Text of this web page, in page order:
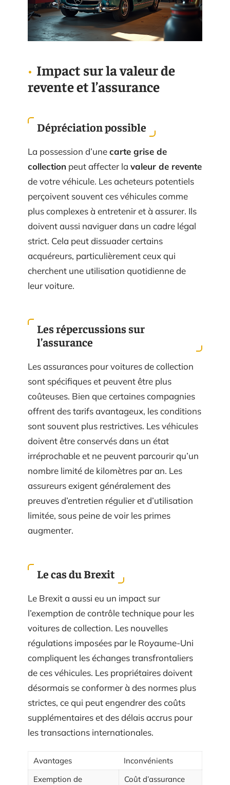
Impact sur la valeur de
revente et l’assurance
Dépréciation possible
La possession d’unecarte grise de
collection peut affecter la valeur de revente
de votre véhicule. Les acheteurs potentiels
perçoivent souvent ces véhicules comme
plus complexes à entretenir et à assurer. Ils
doivent aussi naviguer dans un cadre légal
strict. Cela peut dissuader certains
acquéreurs, particulièrement ceux qui
cherchent une utilisation quotidienne de
leur voiture.
Les répercussions sur
l’assurance
Les assurances pour voitures de collection
sont spécifiques et peuvent être plus
coûteuses. Bien que certaines compagnies
offrent des tarifs avantageux, les conditions
sont souvent plus restrictives. Les véhicules
doivent être conservés dans un état
irréprochable et ne peuvent parcourir qu’un
nombre limité de kilomètres par an. Les
assureurs exigent généralement des
preuves d’entretien régulier et d’utilisation
limitée, sous peine de voir les primes
augmenter.
Le cas du Brexit
Le Brexit a aussi eu un impact sur
l’exemption de contrôle technique pour les
voitures de collection. Les nouvelles
régulations imposées par le Royaume-Uni
compliquent les échanges transfrontaliers
de ces véhicules. Les propriétaires doivent
désormais se conformer à des normes plus
strictes, ce qui peut engendrer des coûts
supplémentaires et des délais accrus pour
les transactions internationales.
Avantages
Inconvénients
Exemption de
Coût d’assurance